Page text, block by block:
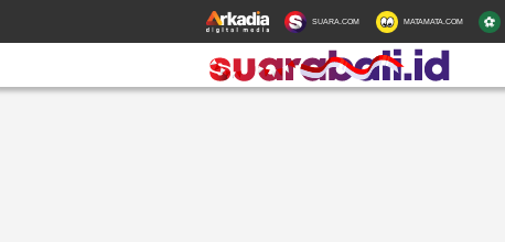
SUARA.COM MATAMATA.COM